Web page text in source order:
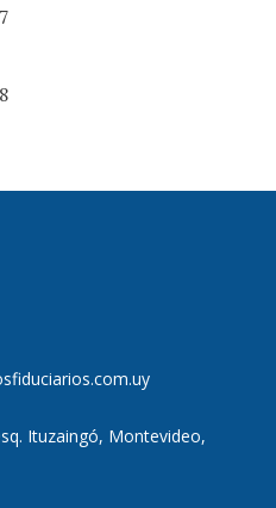
Ituzaingó, Montevideo,